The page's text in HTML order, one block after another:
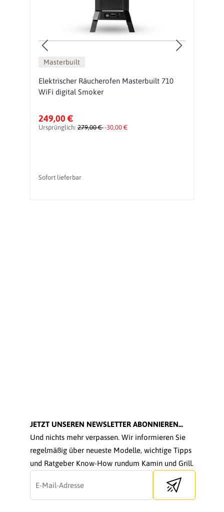
Masterbuilt
Elektrischer Räucherofen Masterbuilt 710
WiFi digital Smoker
249,00 €
Ursprünglich: 279,00 €-30,00 €
Sofort lieferbar
JETZT UNSEREN NEWSLETTER ABONNIEREN...
Und nichts mehr verpassen. Wir informieren Sie
regelmäßig über neueste Modelle, wichtige Tipps
und Ratgeber Know-How rundum Kamin und Grill.
Send newsletter